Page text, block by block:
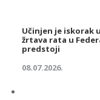
Učinjen je iskorak
žrtava rata u
predstoji
08.07.2026.